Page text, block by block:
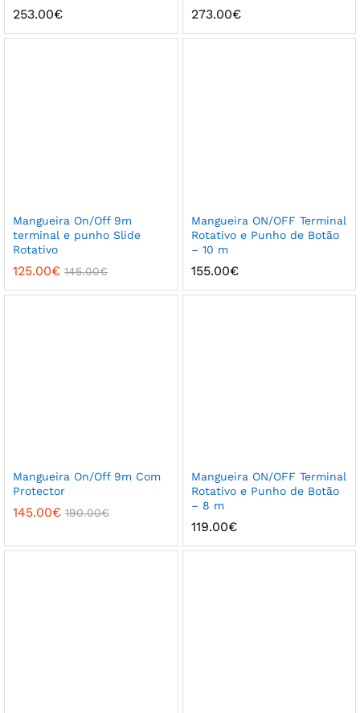
253.00€ 273.00€
Mangueira On/Off 9m
terminal e punho Slide
Rotativo
125.00€ 145.00€
Mangueira ON/OFF Terminal
Rotativo e Punho de Botão
– 10 m
155.00€
Mangueira On/Off 9m Com
Protector
145.00€ 190.00€
Mangueira ON/OFF Terminal
Rotativo e Punho de Botão
– 8 m
119.00€